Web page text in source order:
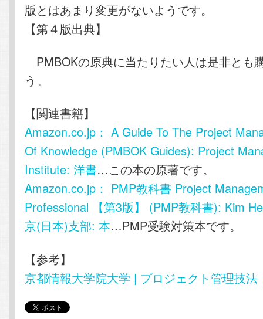
版とはあまり変更がないようです。
【第４版出典】
PMBOKの原典に当たりたい人は是非とも
う。
【関連書籍】
Amazon.co.jp： A Guide To The Project
Of Knowledge (PMBOK Guides): Project
Institute: 洋書…この本の原著です。
Amazon.co.jp： PMP教科書 Project
Professional 【第3版】 (PMP教科書): Kim
京(日本)支部: 本…PMP受験対策本です。
【参考】
京都情報大学院大学 | プロジェクト管理技法